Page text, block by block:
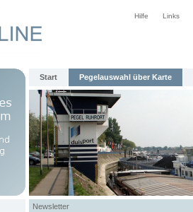
Hilfe Links
Start Pegelauswahl über Karte
Newsletter